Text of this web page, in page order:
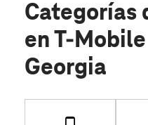
Categorías
en T-
Georgia